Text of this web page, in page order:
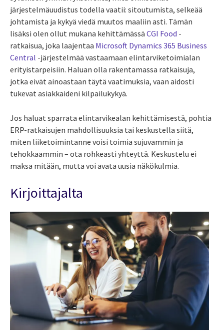
järjestelmäuudistus todella vaatii: sitoutumista, selkeää
johtamista ja kykyä viedä muutos maaliin asti. Tämän
lisäksi olen ollut mukana kehittämässä CGI Food -
ratkaisua, joka laajentaa Microsoft Dynamics 365 Business
Central -järjestelmää vastaamaan elintarviketoimialan
erityistarpeisiin. Haluan olla rakentamassa ratkaisuja,
jotka eivät ainoastaan täytä vaatimuksia, vaan aidosti
tukevat asiakkaideni kilpailukykyä.
Jos haluat sparrata elintarvikealan kehittämisestä, pohtia
ERP-ratkaisujen mahdollisuuksia tai keskustella siitä,
miten liiketoimintanne voisi toimia sujuvammin ja
tehokkaammin – ota rohkeasti yhteyttä. Keskustelu ei
maksa mitään, mutta voi avata uusia näkökulmia.
Kirjoittajalta